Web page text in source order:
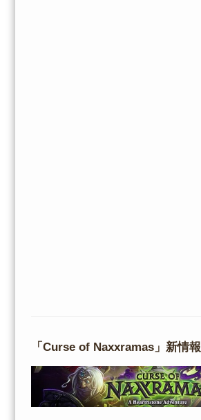
「Curse of Naxxramas」新情報